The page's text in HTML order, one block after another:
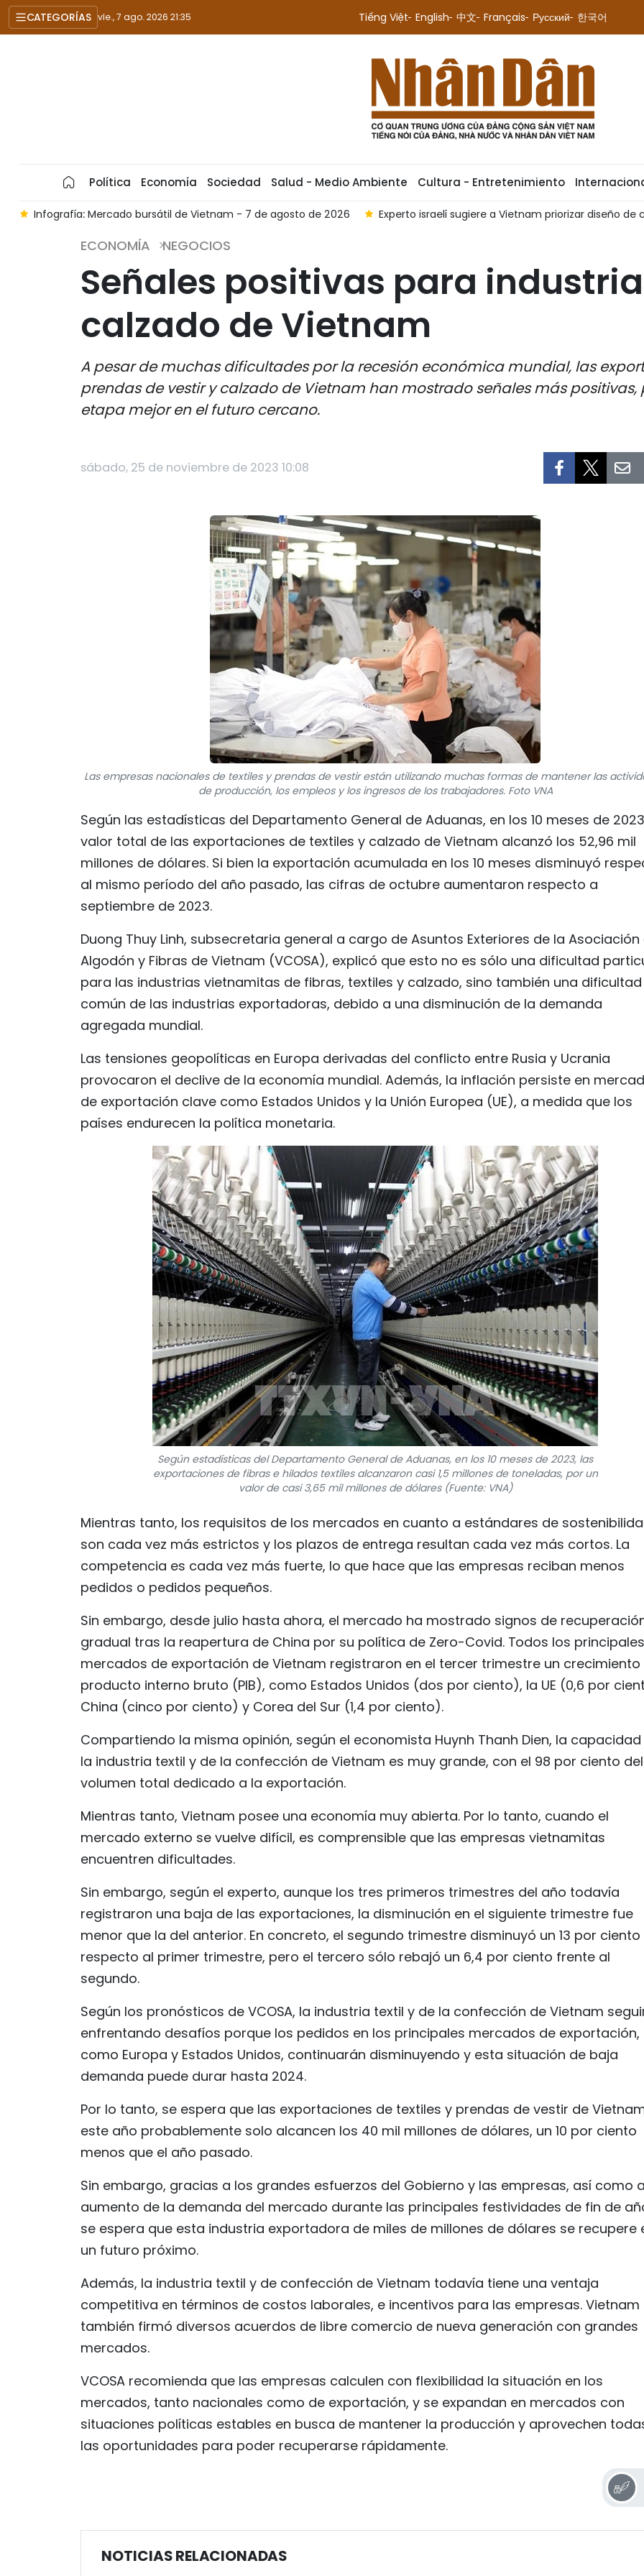
CATEGORÍAS vie., 7 ago. 2026 21:35 Tiếng Việt English 中文 Français Русский 한국어
Política Economía Sociedad Salud - Medio Ambiente Cultura - Entretenimiento
Infografía: Mercado bursátil de Vietnam - 7 de agosto de 2026 Experto israelí sugiere a Vietnam priorizar diseño
ECONOMÍA NEGOCIOS
Señales positivas para
calzado de Vietnam
A pesar de muchas dificultades por la recesión económica mundial, las
prendas de vestir y calzado de Vietnam han mostrado señales más
etapa mejor en el futuro cercano.
sábado, 25 de noviembre de 2023 10:08
Las empresas nacionales de textiles y prendas de vestir están utilizando muchas formas de mantener las
de producción, los empleos y los ingresos de los trabajadores. Foto VNA
Según las estadísticas del Departamento General de Aduanas, en los 10 meses de
valor total de las exportaciones de textiles y calzado de Vietnam alcanzó los 52,96 mil
millones de dólares. Si bien la exportación acumulada en los 10 meses disminuyó
al mismo período del año pasado, las cifras de octubre aumentaron respecto a
septiembre de 2023.
Duong Thuy Linh, subsecretaria general a cargo de Asuntos Exteriores de la Asociación
Algodón y Fibras de Vietnam (VCOSA), explicó que esto no es sólo una dificultad
para las industrias vietnamitas de fibras, textiles y calzado, sino también una dificultad
común de las industrias exportadoras, debido a una disminución de la demanda
agregada mundial.
Las tensiones geopolíticas en Europa derivadas del conflicto entre Rusia y Ucrania
provocaron el declive de la economía mundial. Además, la inflación persiste en
de exportación clave como Estados Unidos y la Unión Europea (UE), a medida que los
países endurecen la política monetaria.
Según estadísticas del Departamento General de Aduanas, en los 10 meses de 2023, las
exportaciones de fibras e hilados textiles alcanzaron casi 1,5 millones de toneladas, por un
valor de casi 3,65 mil millones de dólares (Fuente: VNA)
Mientras tanto, los requisitos de los mercados en cuanto a estándares de
son cada vez más estrictos y los plazos de entrega resultan cada vez más cortos. La
competencia es cada vez más fuerte, lo que hace que las empresas reciban menos
pedidos o pedidos pequeños.
Sin embargo, desde julio hasta ahora, el mercado ha mostrado signos de
gradual tras la reapertura de China por su política de Zero-Covid. Todos los principales
mercados de exportación de Vietnam registraron en el tercer trimestre un crecimiento
producto interno bruto (PIB), como Estados Unidos (dos por ciento), la UE (0,6 por
China (cinco por ciento) y Corea del Sur (1,4 por ciento).
Compartiendo la misma opinión, según el economista Huynh Thanh Dien, la
la industria textil y de la confección de Vietnam es muy grande, con el 98 por ciento del
volumen total dedicado a la exportación.
Mientras tanto, Vietnam posee una economía muy abierta. Por lo tanto, cuando el
mercado externo se vuelve difícil, es comprensible que las empresas vietnamitas
encuentren dificultades.
Sin embargo, según el experto, aunque los tres primeros trimestres del año todavía
registraron una baja de las exportaciones, la disminución en el siguiente trimestre fue
menor que la del anterior. En concreto, el segundo trimestre disminuyó un 13 por ciento
respecto al primer trimestre, pero el tercero sólo rebajó un 6,4 por ciento frente al
segundo.
Según los pronósticos de VCOSA, la industria textil y de la confección de Vietnam
enfrentando desafíos porque los pedidos en los principales mercados de exportación,
como Europa y Estados Unidos, continuarán disminuyendo y esta situación de baja
demanda puede durar hasta 2024.
Por lo tanto, se espera que las exportaciones de textiles y prendas de vestir de
este año probablemente solo alcancen los 40 mil millones de dólares, un 10 por ciento
menos que el año pasado.
Sin embargo, gracias a los grandes esfuerzos del Gobierno y las empresas, así como
aumento de la demanda del mercado durante las principales festividades de fin de
se espera que esta industria exportadora de miles de millones de dólares se recupere
un futuro próximo.
Además, la industria textil y de confección de Vietnam todavía tiene una ventaja
competitiva en términos de costos laborales, e incentivos para las empresas. Vietnam
también firmó diversos acuerdos de libre comercio de nueva generación con grandes
mercados.
VCOSA recomienda que las empresas calculen con flexibilidad la situación en los
mercados, tanto nacionales como de exportación, y se expandan en mercados con
situaciones políticas estables en busca de mantener la producción y aprovechen
las oportunidades para poder recuperarse rápidamente.
NOTICIAS RELACIONADAS